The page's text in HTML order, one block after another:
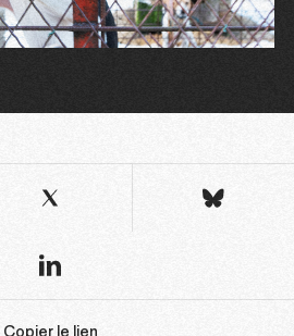
Copier le lien